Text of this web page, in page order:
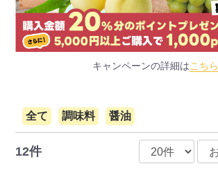
キャンペーンの詳細はこちら
全て 調味料 醤油
12件